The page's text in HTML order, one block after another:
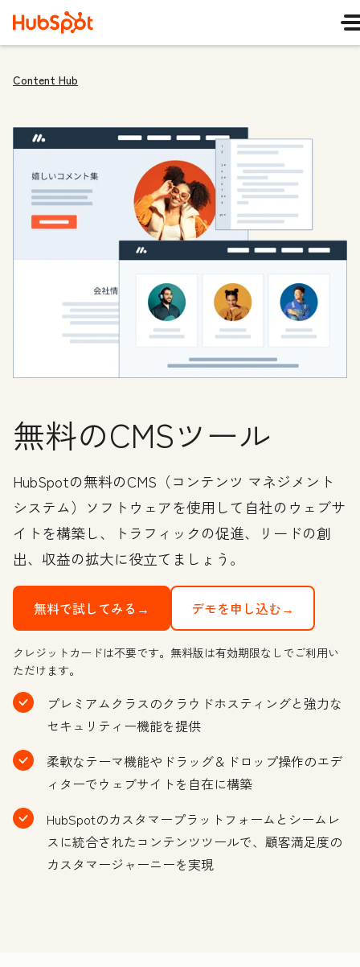
Content Hub
無料のCMSツール
HubSpotの無料のCMS（コンテンツ マネジメント
システム）ソフトウェアを使用して自社のウェブサ
イトを構築し、トラフィックの促進、リードの創
出、収益の拡大に役立てましょう。
無料で試してみる→ デモを申し込む→
クレジットカードは不要です。無料版は有効期限なしでご利用い
ただけます。
プレミアムクラスのクラウドホスティングと強力な
セキュリティー機能を提供
柔軟なテーマ機能やドラッグ＆ドロップ操作のエデ
ィターでウェブサイトを自在に構築
HubSpotのカスタマープラットフォームとシームレ
スに統合されたコンテンツツールで、顧客満足度の
カスタマージャーニーを実現